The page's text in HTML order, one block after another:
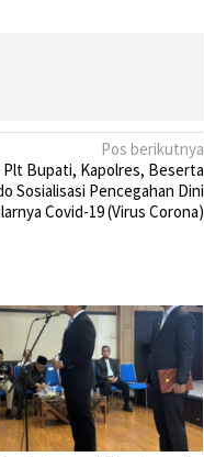
Pos berikutnya
Plt Bupati, Kapolres, Beserta
Sosialisasi Pencegahan Dini
Covid-19 (Virus Corona)